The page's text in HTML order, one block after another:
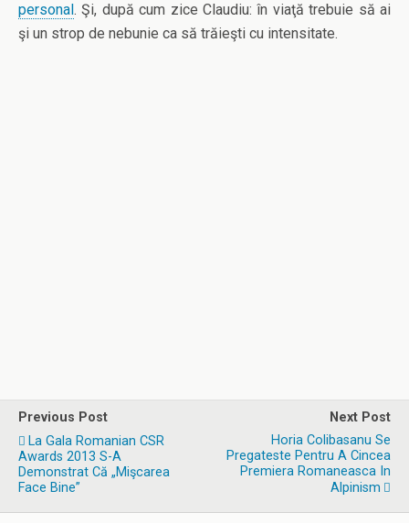
personal. Şi, după cum zice Claudiu: în viaţă trebuie să ai
şi un strop de nebunie ca să trăieşti cu intensitate.
Previous Post
La Gala Romanian CSR
Awards 2013 S-A
Demonstrat Că „Mişcarea
Face Bine”
Next Post
Horia Colibasanu Se
Pregateste Pentru A Cincea
Premiera Romaneasca In
Alpinism